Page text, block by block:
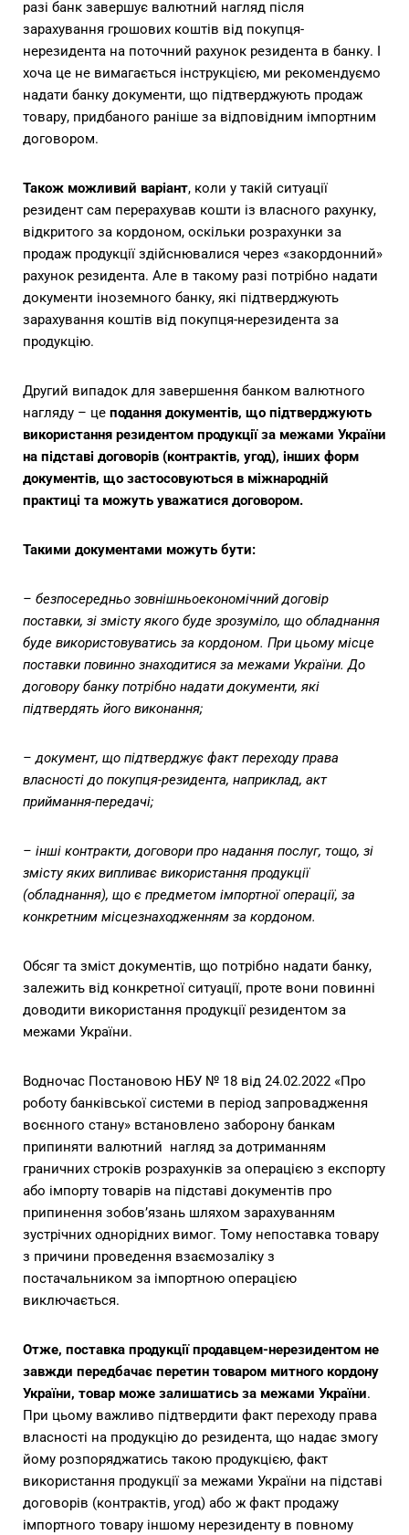
разі банк завершує валютний нагляд після
зарахування грошових коштів від покупця-
нерезидента на поточний рахунок резидента в банку. І
хоча це не вимагається інструкцією, ми рекомендуємо
надати банку документи, що підтверджують продаж
товару, придбаного раніше за відповідним імпортним
договором.
Також можливий варіант, коли у такій ситуації
резидент сам перерахував кошти із власного рахунку,
відкритого за кордоном, оскільки розрахунки за
продаж продукції здійснювалися через «закордонний»
рахунок резидента. Але в такому разі потрібно надати
документи іноземного банку, які підтверджують
зарахування коштів від покупця-нерезидента за
продукцію.
Другий випадок для завершення банком валютного
нагляду – це подання документів, що підтверджують
використання резидентом продукції за межами України
на підставі договорів (контрактів, угод), інших форм
документів, що застосовуються в міжнародній
практиці та можуть уважатися договором.
Такими документами можуть бути:
– безпосередньо зовнішньоекономічний договір
поставки, зі змісту якого буде зрозуміло, що обладнання
буде використовуватись за кордоном. При цьому місце
поставки повинно знаходитися за межами України. До
договору банку потрібно надати документи, які
підтвердять його виконання;
– документ, що підтверджує факт переходу права
власності до покупця-резидента, наприклад, акт
приймання-передачі;
– інші контракти, договори про надання послуг, тощо, зі
змісту яких випливає використання продукції
(обладнання), що є предметом імпортної операції, за
конкретним місцезнаходженням за кордоном.
Обсяг та зміст документів, що потрібно надати банку,
залежить від конкретної ситуації, проте вони повинні
доводити використання продукції резидентом за
межами України.
Водночас Постановою НБУ № 18 від 24.02.2022 «Про
роботу банківської системи в період запровадження
воєнного стану» встановлено заборону банкам
припиняти валютний нагляд за дотриманням
граничних строків розрахунків за операцією з експорту
або імпорту товарів на підставі документів про
припинення зобов’язань шляхом зарахуванням
зустрічних однорідних вимог. Тому непоставка товару
з причини проведення взаємозаліку з
постачальником за імпортною операцією
виключається.
Отже, поставка продукції продавцем-нерезидентом не
завжди передбачає перетин товаром митного кордону
України, товар може залишатись за межами України.
При цьому важливо підтвердити факт переходу права
власності на продукцію до резидента, що надає змогу
йому розпоряджатись такою продукцією, факт
використання продукції за межами України на підставі
договорів (контрактів, угод) або ж факт продажу
імпортного товару іншому нерезиденту в повному